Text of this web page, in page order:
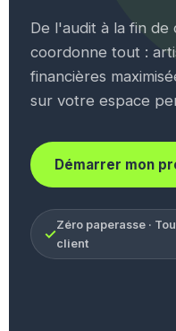
De l'audit à la fin
coordonne tout :
financières
sur votre espace
Démarrer mon
✓
Zéro paperasse ·
client